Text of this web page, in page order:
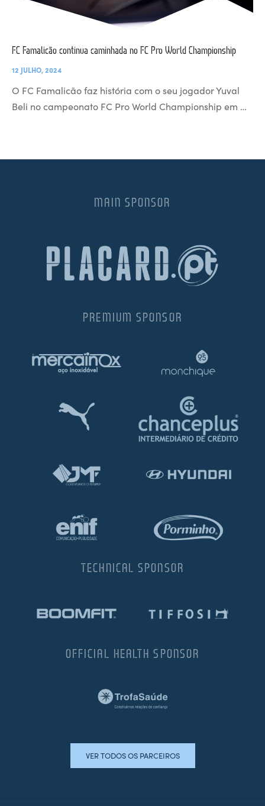
FC Famalicão continua caminhada no FC Pro World Championship
12 JULHO, 2024
O FC Famalicão faz história com o seu jogador Yuval
Beli no campeonato FC Pro World Championship em …
MAIN SPONSOR
PREMIUM SPONSOR
TECHNICAL SPONSOR
OFFICIAL HEALTH SPONSOR
VER TODOS OS PARCEIROS